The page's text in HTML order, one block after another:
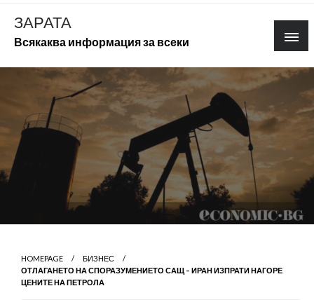
Skip
content
ЗАРАТА
Всякаква информация за всеки
HOMEPAGE
БИЗНЕС
ОТЛАГАНЕТО НА СПОРАЗУМЕНИЕТО САЩ – ИРАН ИЗПРАТИ НАГОРЕ
ЦЕНИТЕ НА ПЕТРОЛА